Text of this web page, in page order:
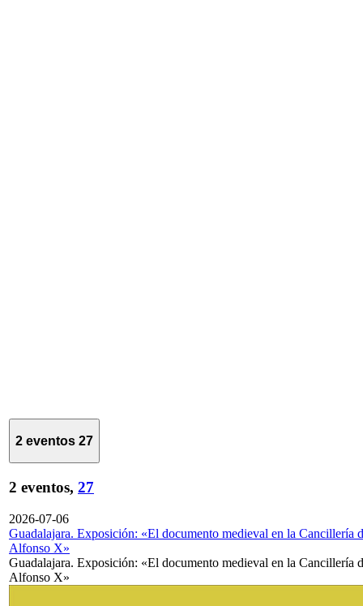
2 eventos 27
2 eventos, 27
2026-07-06
Guadalajara. Exposición: «El documento medieval en la Cancillería
Alfonso X»
Guadalajara. Exposición: «El documento medieval en la Cancillería
Alfonso X»